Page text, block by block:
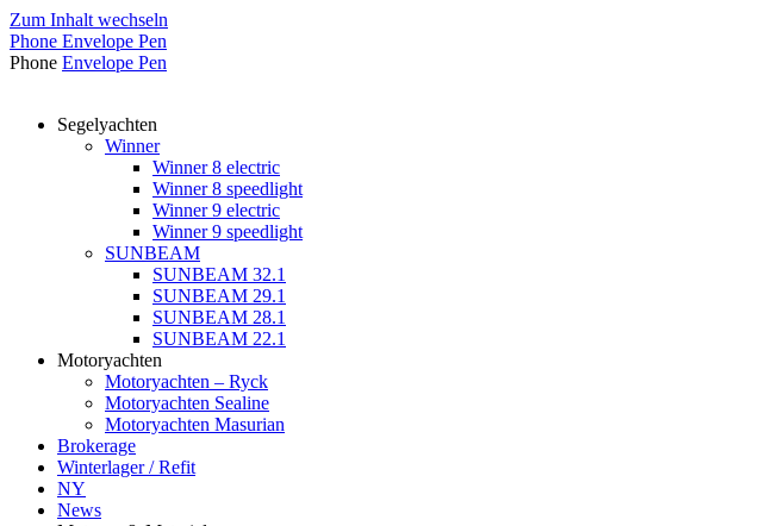
Zum Inhalt wechseln
Phone Envelope Pen
Phone Envelope Pen
Segelyachten
Winner
Winner 8 electric
Winner 8 speedlight
Winner 9 electric
Winner 9 speedlight
SUNBEAM
SUNBEAM 32.1
SUNBEAM 29.1
SUNBEAM 28.1
SUNBEAM 22.1
Motoryachten
Motoryachten – Ryck
Motoryachten Sealine
Motoryachten Masurian
Brokerage
Winterlager / Refit
NY
News